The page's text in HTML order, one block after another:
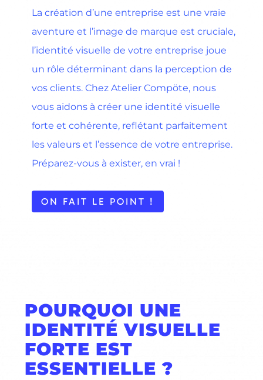
La création d’une entreprise est une vraie
aventure et l’image de marque est cruciale,
l’identité visuelle de votre entreprise joue
un rôle déterminant dans la perception de
vos clients. Chez Atelier Compöte, nous
vous aidons à créer une identité visuelle
forte et cohérente, reflétant parfaitement
les valeurs et l’essence de votre entreprise.
Préparez-vous à exister, en vrai !
ON FAIT LE POINT !
POURQUOI UNE
IDENTITÉ VISUELLE
FORTE EST
ESSENTIELLE ?